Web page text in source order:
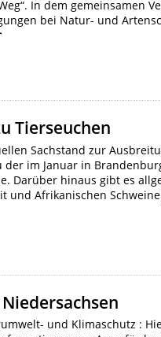
In dem gemeinsamen
bei Natur- und
Tierseuchen
Sachstand zur
der im Januar in
Darüber hinaus gibt es
und Afrikanischen
und Klimaschutz :